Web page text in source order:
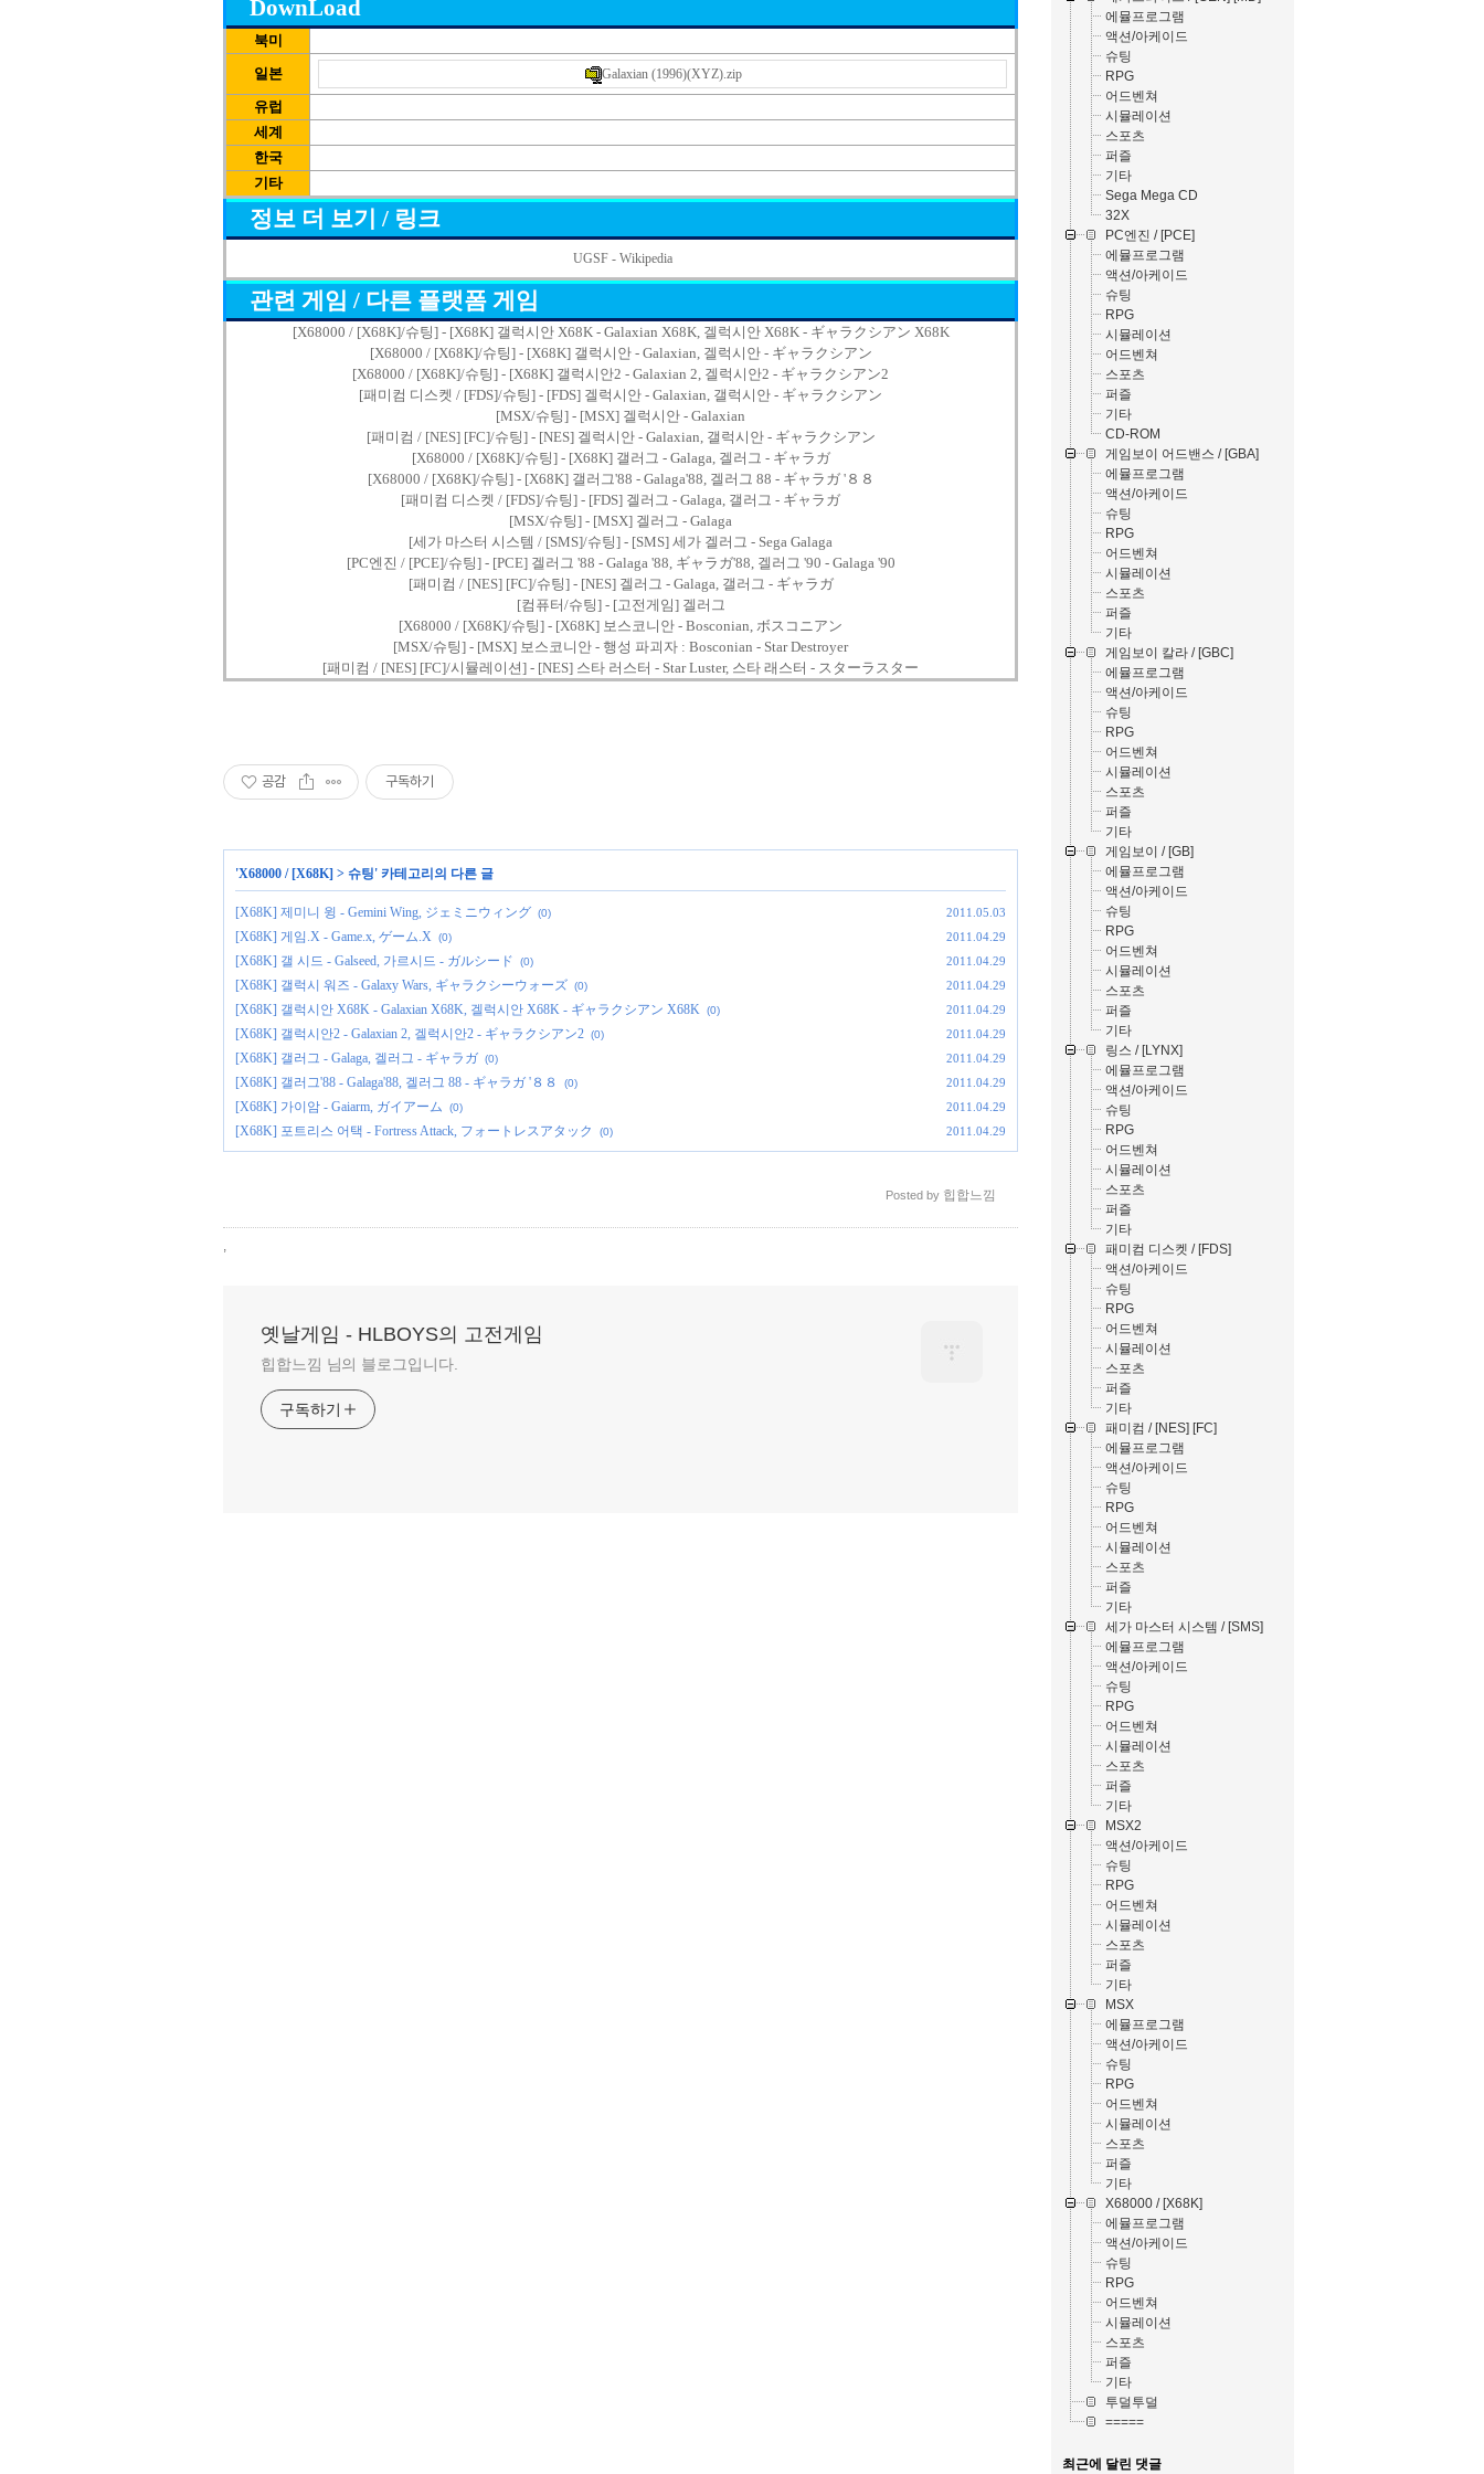
DownLoad
북미
일본
Galaxian (1996)(XYZ).zip
유럽
세계
한국
기타
정보 더 보기 / 링크
UGSF - Wikipedia
관련 게임 / 다른 플랫폼 게임
[X68000 / [X68K]/슈팅] - [X68K] 갤럭시안 X68K - Galaxian X68K, 겔럭시안 X68K - ギャラクシアン X68K
[X68000 / [X68K]/슈팅] - [X68K] 갤럭시안 - Galaxian, 겔럭시안 - ギャラクシアン
[X68000 / [X68K]/슈팅] - [X68K] 갤럭시안2 - Galaxian 2, 겔럭시안2 - ギャラクシアン2
[패미컴 디스켓 / [FDS]/슈팅] - [FDS] 겔럭시안 - Galaxian, 갤럭시안 - ギャラクシアン
[MSX/슈팅] - [MSX] 겔럭시안 - Galaxian
[패미컴 / [NES] [FC]/슈팅] - [NES] 겔럭시안 - Galaxian, 갤럭시안 - ギャラクシアン
[X68000 / [X68K]/슈팅] - [X68K] 갤러그 - Galaga, 겔러그 - ギャラガ
[X68000 / [X68K]/슈팅] - [X68K] 갤러그'88 - Galaga'88, 겔러그 88 - ギャラガ '８８
[패미컴 디스켓 / [FDS]/슈팅] - [FDS] 겔러그 - Galaga, 갤러그 - ギャラガ
[MSX/슈팅] - [MSX] 겔러그 - Galaga
[세가 마스터 시스템 / [SMS]/슈팅] - [SMS] 세가 겔러그 - Sega Galaga
[PC엔진 / [PCE]/슈팅] - [PCE] 겔러그 '88 - Galaga '88, ギャラガ'88, 겔러그 '90 - Galaga '90
[패미컴 / [NES] [FC]/슈팅] - [NES] 겔러그 - Galaga, 갤러그 - ギャラガ
[컴퓨터/슈팅] - [고전게임] 겔러그
[X68000 / [X68K]/슈팅] - [X68K] 보스코니안 - Bosconian, ボスコニアン
[MSX/슈팅] - [MSX] 보스코니안 - 행성 파괴자 : Bosconian - Star Destroyer
[패미컴 / [NES] [FC]/시뮬레이션] - [NES] 스타 러스터 - Star Luster, 스타 래스터 - スターラスター
공감 구독하기
'X68000 / [X68K] > 슈팅' 카테고리의 다른 글
[X68K] 제미니 윙 - Gemini Wing, ジェミニウィング (0) 2011.05.03
[X68K] 게임.X - Game.x, ゲーム.X (0) 2011.04.29
[X68K] 갤 시드 - Galseed, 가르시드 - ガルシード (0) 2011.04.29
[X68K] 갤럭시 워즈 - Galaxy Wars, ギャラクシーウォーズ (0) 2011.04.29
[X68K] 갤럭시안 X68K - Galaxian X68K, 겔럭시안 X68K - ギャラクシアン X68K (0) 2011.04.29
[X68K] 갤럭시안2 - Galaxian 2, 겔럭시안2 - ギャラクシアン2 (0) 2011.04.29
[X68K] 갤러그 - Galaga, 겔러그 - ギャラガ (0) 2011.04.29
[X68K] 갤러그'88 - Galaga'88, 겔러그 88 - ギャラガ '８８ (0) 2011.04.29
[X68K] 가이암 - Gaiarm, ガイアーム (0) 2011.04.29
[X68K] 포트리스 어택 - Fortress Attack, フォートレスアタック (0) 2011.04.29
Posted by 힙합느낌
,
옛날게임 - HLBOYS의 고전게임
힙합느낌 님의 블로그입니다.
구독하기
에뮬프로그램
액션/아케이드
슈팅
RPG
어드벤쳐
시뮬레이션
스포츠
퍼즐
기타
Sega Mega CD
32X
PC엔진 / [PCE]
에뮬프로그램
액션/아케이드
슈팅
RPG
시뮬레이션
어드벤쳐
스포츠
퍼즐
기타
CD-ROM
게임보이 어드밴스 / [GBA]
에뮬프로그램
액션/아케이드
슈팅
RPG
어드벤쳐
시뮬레이션
스포츠
퍼즐
기타
게임보이 칼라 / [GBC]
에뮬프로그램
액션/아케이드
슈팅
RPG
어드벤쳐
시뮬레이션
스포츠
퍼즐
기타
게임보이 / [GB]
에뮬프로그램
액션/아케이드
슈팅
RPG
어드벤쳐
시뮬레이션
스포츠
퍼즐
기타
링스 / [LYNX]
에뮬프로그램
액션/아케이드
슈팅
RPG
어드벤쳐
시뮬레이션
스포츠
퍼즐
기타
패미컴 디스켓 / [FDS]
액션/아케이드
슈팅
RPG
어드벤쳐
시뮬레이션
스포츠
퍼즐
기타
패미컴 / [NES] [FC]
에뮬프로그램
액션/아케이드
슈팅
RPG
어드벤쳐
시뮬레이션
스포츠
퍼즐
기타
세가 마스터 시스템 / [SMS]
에뮬프로그램
액션/아케이드
슈팅
RPG
어드벤쳐
시뮬레이션
스포츠
퍼즐
기타
MSX2
액션/아케이드
슈팅
RPG
어드벤쳐
시뮬레이션
스포츠
퍼즐
기타
MSX
에뮬프로그램
액션/아케이드
슈팅
RPG
어드벤쳐
시뮬레이션
스포츠
퍼즐
기타
X68000 / [X68K]
에뮬프로그램
액션/아케이드
슈팅
RPG
어드벤쳐
시뮬레이션
스포츠
퍼즐
기타
투덜투덜
=====
최근에 달린 댓글